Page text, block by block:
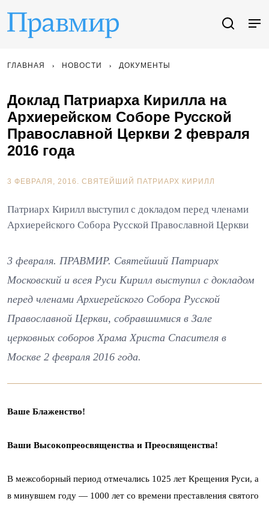
ГЛАВНАЯ НОВОСТИ ДОКУМЕНТЫ
Доклад Патриарха Кирилла на
Архиерейском Соборе Русской
Православной Церкви 2 февраля
2016 года
3 ФЕВРАЛЯ, 2016. СВЯТЕЙШИЙ ПАТРИАРХ КИРИЛЛ
Патриарх Кирилл выступил с докладом перед членами
Архиерейского Собора Русской Православной Церкви
3 февраля. ПРАВМИР. Святейший Патриарх
Московский и всея Руси Кирилл выступил с докладом
перед членами Архиерейского Собора Русской
Православной Церкви, собравшимися в Зале
церковных соборов Храма Христа Спасителя в
Москве 2 февраля 2016 года.
Ваше Блаженство!
Ваши Высокопреосвященства и Преосвященства!
В межсоборный период отмечались 1025 лет Крещения Руси, а
в минувшем году — 1000 лет со времени преставления святого